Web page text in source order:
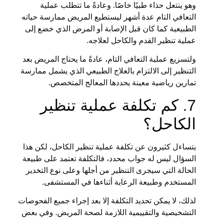
وهو ينتعل حذاء طبيًا خاصًا. وعادةً ما تتطلب عملية
التعافي التام عدة أشهر ليستطيع المريض ممارسة حياته
الطبيعية كما كان قبل الإصابة أو المرض الذي خضع إلى
عملية تنظير القدم والكاحل لعلاجه.
ولتسريع عملية التعافي التام، عادةً ما يحتاج المريض بعد
التنظير إلى الالتزام بالعلاج الطبيعي الذي يشمل ممارسة
تمارين رياضية معينة يحددها المعالج المتخصص.
7. كم تكلفة عملية تنظير
الكاحل؟
يتساءل كثيرون عن تكلفة عملية تنظير الكاحل، لكن هذا
السؤال ليس له جواب محدد، فالتكلفة تعتمد على طبيعة
الحالة التي سيجرى التنظير من أجلها وعلى نوع التخدير
المستخدم وطبيعة الرعاية أثناءها في المستشفى.
لذلك، لا يمكن تحديد التكلفة إلا بعد إجراء جميع الفحوصات
التشخيصية والتقييمية اللازمة لصحة المريض. وفي بعض